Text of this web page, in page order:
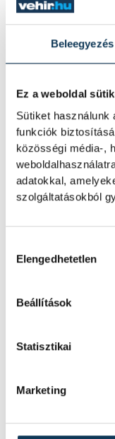
Beleegyezés
Ez a weboldal
Sütiket
funkciók
közösségi média-,
adatokkal,
szolgáltatásokból
Elengedhetetlen
Beállítások
Statisztikai
Marketing
SPORT
jövőre
A nyíltvízi
keddi 10
magyar
bajnokán.